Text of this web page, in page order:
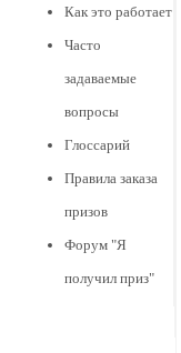
Как это работает
Часто
задаваемые
вопросы
Глоссарий
Правила заказа
призов
Форум "Я
получил приз"